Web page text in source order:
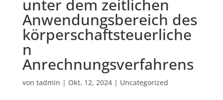
unter dem zeitlichen
Anwendungsbereich des
körperschaftsteuerliche
n
Anrechnungsverfahrens
von tadmin | Okt. 12, 2024| Uncategorized